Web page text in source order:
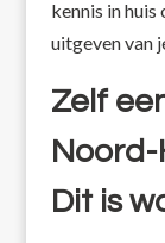
kennis in
uitgeven van
Zelf
Dit is